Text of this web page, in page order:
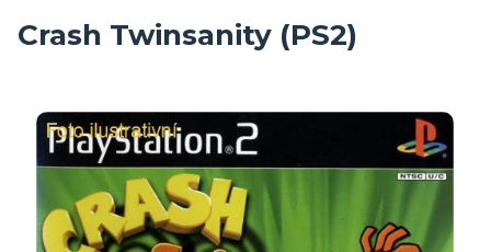
Crash Twinsanity (PS2)